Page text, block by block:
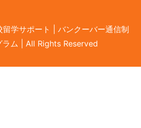
学サポート | バンクーバー通信制
ラム | All Rights Reserved
LINEで無料相談